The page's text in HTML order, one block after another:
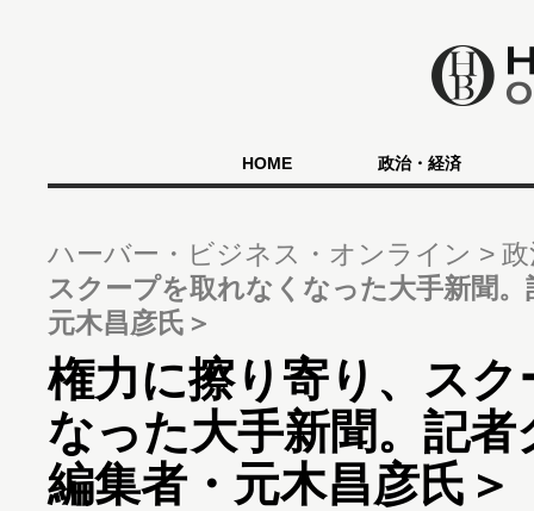
HOME 政治・経済
ハーバー・ビジネス・オンライン
スクープを取れなくなった大手新聞
元木昌彦氏＞
権力に擦り寄り、ス
なった大手新聞。記
編集者・元木昌彦氏＞